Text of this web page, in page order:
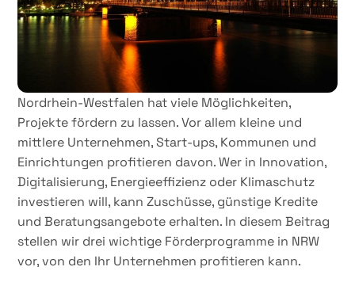
Nordrhein-Westfalen hat viele Möglichkeiten,
Projekte fördern zu lassen. Vor allem kleine und
mittlere Unternehmen, Start-ups, Kommunen und
Einrichtungen profitieren davon. Wer in Innovation,
Digitalisierung, Energieeffizienz oder Klimaschutz
investieren will, kann Zuschüsse, günstige Kredite
und Beratungsangebote erhalten. In diesem Beitrag
stellen wir drei wichtige Förderprogramme in NRW
vor, von den Ihr Unternehmen profitieren kann.